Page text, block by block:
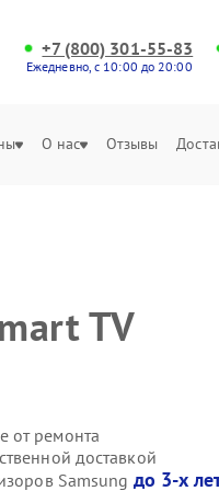
+7 (800) 301-55-83
Ежедневно, с 10:00 до 20:00
О нас Отзывы
TV
от ремонта
доставкой
Samsung до 3-х